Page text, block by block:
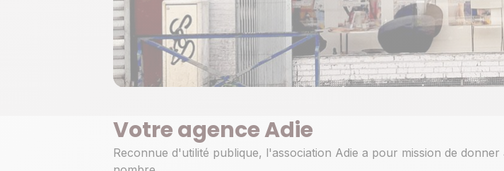
Votre agence Adie
Reconnue d'utilité publique, l'association Adie a pour mission de